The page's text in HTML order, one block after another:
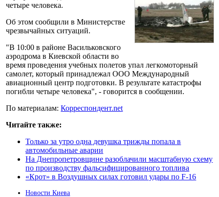
четыре человека.
Об этом сообщили в Министерстве
чрезвычайных ситуаций.
"В 10:00 в районе Васильковского
аэродрома в Киевской области во
время проведения учебных полетов упал легкомоторный
самолет, который принадлежал ООО Международный
авиационный центр подготовки. В результате катастрофы
погибли четыре человека", - говорится в сообщении.
По материалам:Корреспондент.net
Читайте также:
Только за утро одна девушка трижды попала в
автомобильные аварии
На Днепропетровщине разоблачили масштабную схему
по производству фальсифицированного топлива
«Крот» в Воздушных силах готовил удары по F-16
Новости Киева